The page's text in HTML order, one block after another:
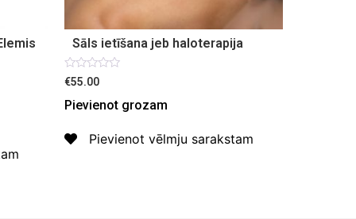
Sāls ietīšana jeb haloterapija
Novērtēts
ar
0
no
€55.00
Pievienot grozam
Pievienot vēlmju sarakstam